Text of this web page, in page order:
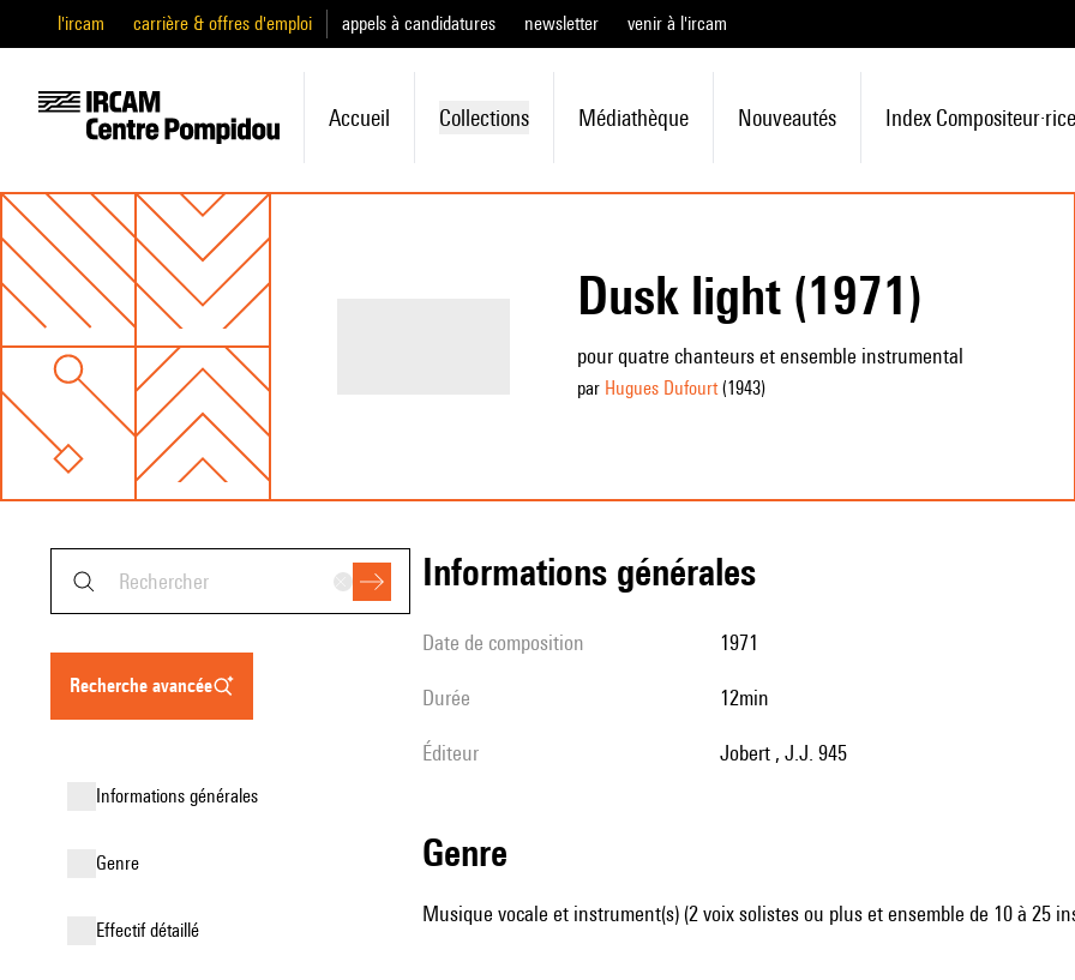
l'ircam carrière & offres d'emploi appels à candidatures newsletter venir à l'ircam
Accueil Collections Médiathèque Nouveautés Index Compositeur·rice
Dusk light (1971)
pour quatre chanteurs et ensemble instrumental
par Hugues Dufourt(1943)
recherche avancée
informations générales
genre
effectif détaillé
informations générales
date de composition 1971
durée 12min
éditeur Jobert , J.J. 945
genre
Musique vocale et instrument(s) (2 voix solistes ou plus et ensemble de 10 à 25